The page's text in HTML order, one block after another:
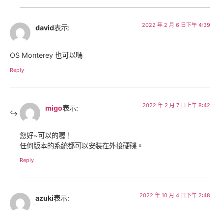
david表示: 2022 年 2 月 6 日下午 4:39
OS Monterey 也可以嗎
Reply
migo表示: 2022 年 2 月 7 日上午 8:42
您好~可以的喔！
任何版本的系統都可以安裝在外接硬碟。
Reply
azuki表示: 2022 年 10 月 4 日下午 2:48